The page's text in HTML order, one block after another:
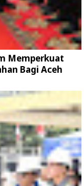
Memperkuat
Bagi Aceh